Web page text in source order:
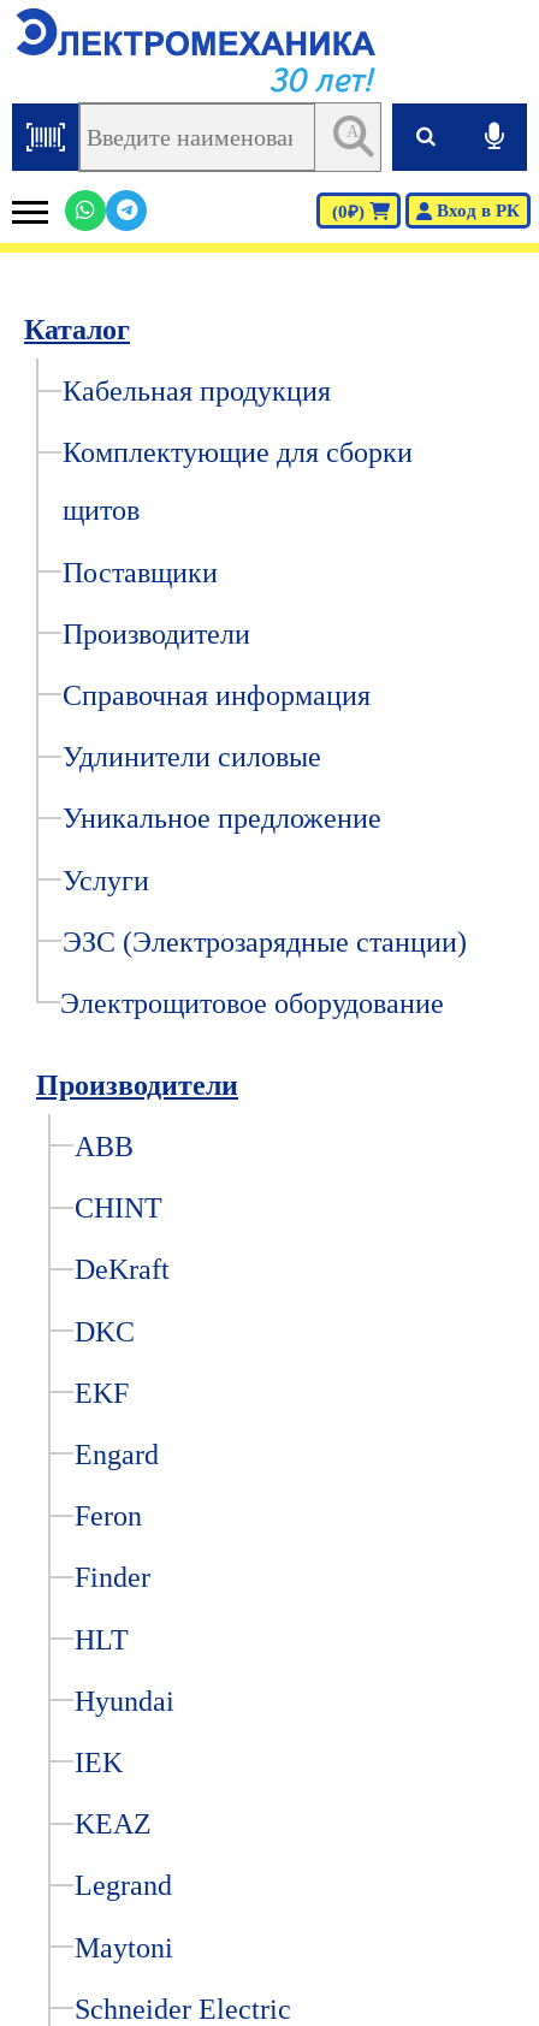
30 лет!
AI
(0₽) Вход в РК
Каталог
Кабельная продукция
Комплектующие для сборки
щитов
Поставщики
Производители
Справочная информация
Удлинители силовые
Уникальное предложение
Услуги
ЭЗС (Электрозарядные станции)
Электрощитовое оборудование
Производители
ABB
CHINT
DeKraft
DKC
EKF
Engard
Feron
Finder
HLT
Hyundai
IEK
KEAZ
Legrand
Maytoni
Schneider Electric